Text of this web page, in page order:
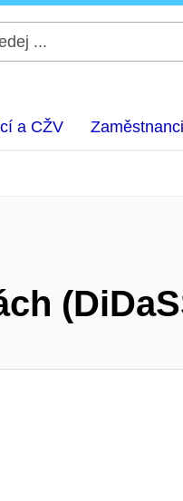
a CŽV Zaměstnanci